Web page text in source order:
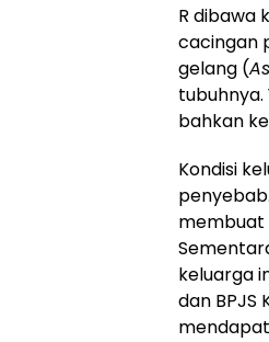
R dibawa
cacingan
gelang (
bahkan
Kondisi
membuat
keluarga
dan